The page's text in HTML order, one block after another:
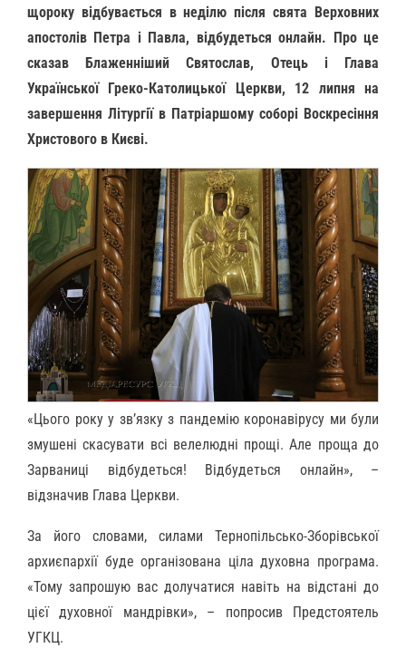
щороку відбувається в неділю після свята Верховних
апостолів Петра і Павла, відбудеться онлайн. Про це
сказав Блаженніший Святослав, Отець і Глава
Української Греко-Католицької Церкви, 12 липня на
завершення Літургії в Патріаршому соборі Воскресіння
Христового в Києві.
«Цього року у зв’язку з пандемію коронавірусу ми були
змушені скасувати всі велелюдні прощі. Але проща до
Зарваниці відбудеться! Відбудеться онлайн», –
відзначив Глава Церкви.
За його словами, силами Тернопільсько-Зборівської
архиєпархії буде організована ціла духовна програма.
«Тому запрошую вас долучатися навіть на відстані до
цієї духовної мандрівки», – попросив Предстоятель
УГКЦ.